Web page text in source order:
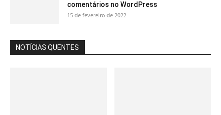
comentários no WordPress
15 de fevereiro de 2022
NOTÍCIAS QUENTES